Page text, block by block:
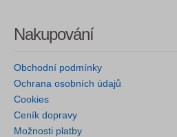
Nakupování
Obchodní podmínky
Ochrana osobních údajů
Cookies
Ceník dopravy
Možnosti platby